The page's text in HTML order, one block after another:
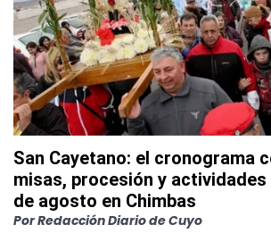
San Cayetano: el cronograma
misas, procesión y actividades
de agosto en Chimbas
PorRedacción Diario de Cuyo